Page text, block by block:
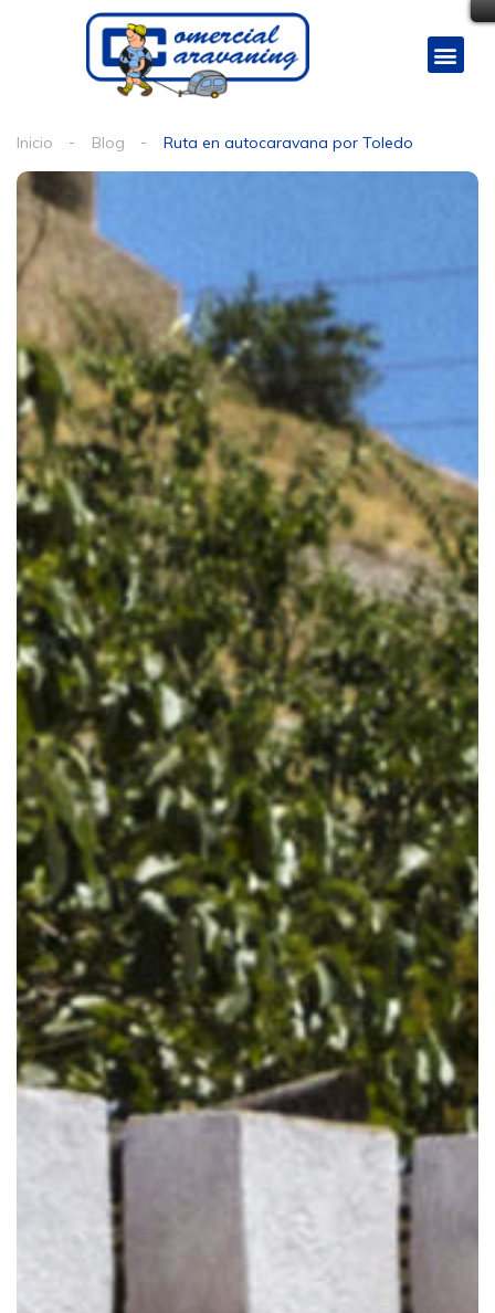
Inicio Blog Ruta en autocaravana por Toledo